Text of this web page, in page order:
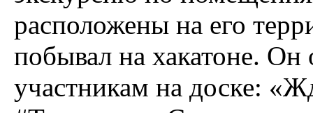
расположены на его
побывал на хакатоне. Он
участникам на доске: